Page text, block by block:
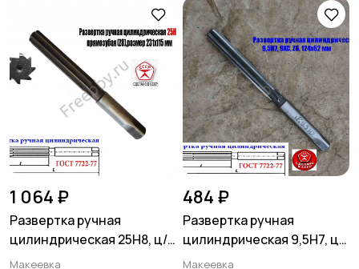
1 064 ₽
Развертка ручная
цилиндрическая 25Н8, ц/
х, 9ХС, 231/115 мм, Z8,
Макеевка
484 ₽
Развертка ручная
цилиндрическая 9,5Н7, ц/
х, 9ХС, Z6, 124/62 мм,
Макеевка